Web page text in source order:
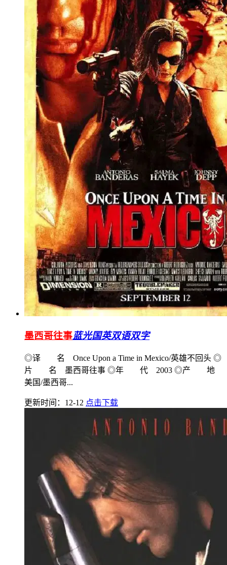
墨西哥往事蓝光国英双语双字
◎译 名 Once Upon a Time in Mexico/英雄不回头 ◎
片 名 墨西哥往事 ◎年 代 2003 ◎产 地
美国/墨西哥...
更新时间：12-12 点击下载